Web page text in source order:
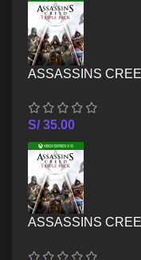
ASSASSINS
S/35.00
ASSASSINS